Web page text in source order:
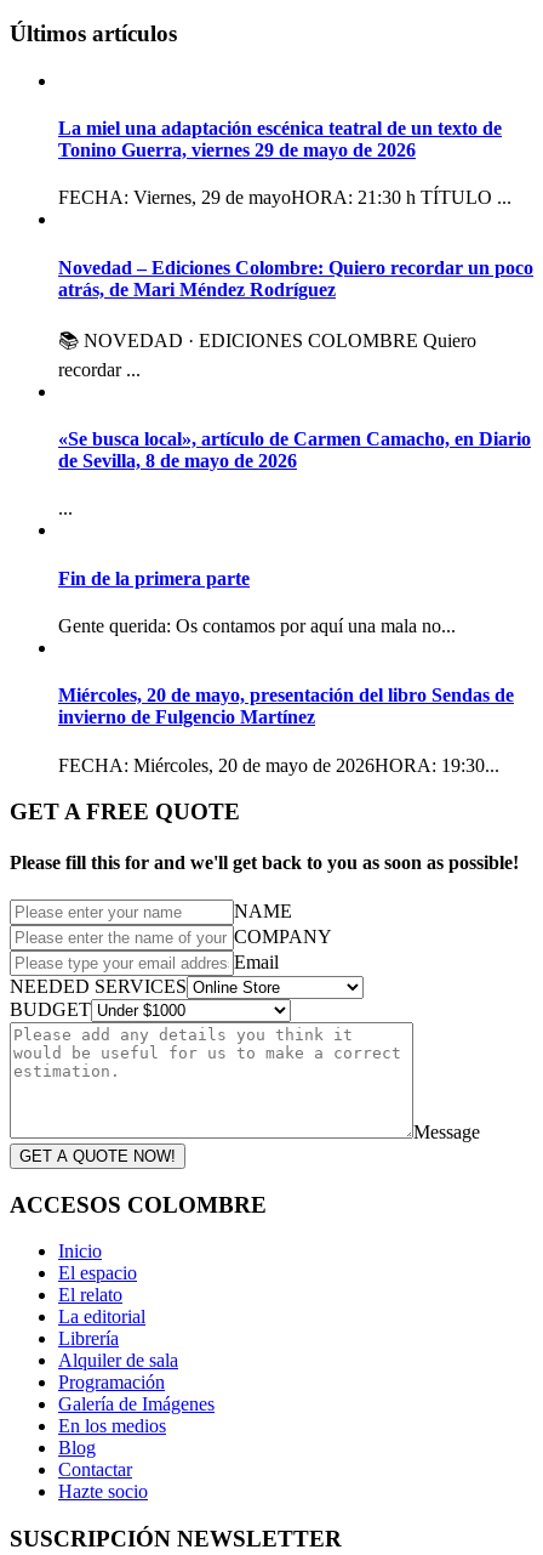
Últimos artículos
La miel una adaptación escénica teatral de un texto de
Tonino Guerra, viernes 29 de mayo de 2026
FECHA: Viernes, 29 de mayoHORA: 21:30 h TÍTULO ...
Novedad – Ediciones Colombre: Quiero recordar un poco
atrás, de Mari Méndez Rodríguez
📚 NOVEDAD · EDICIONES COLOMBRE Quiero
recordar ...
«Se busca local», artículo de Carmen Camacho, en Diario
de Sevilla, 8 de mayo de 2026
...
Fin de la primera parte
Gente querida: Os contamos por aquí una mala no...
Miércoles, 20 de mayo, presentación del libro Sendas de
invierno de Fulgencio Martínez
FECHA: Miércoles, 20 de mayo de 2026HORA: 19:30...
GET A FREE QUOTE
Please fill this for and we'll get back to you as soon as possible!
NAME
COMPANY
Email
NEEDED SERVICES
BUDGET
Message
GET A QUOTE NOW!
ACCESOS COLOMBRE
Inicio
El espacio
El relato
La editorial
Librería
Alquiler de sala
Programación
Galería de Imágenes
En los medios
Blog
Contactar
Hazte socio
SUSCRIPCIÓN NEWSLETTER